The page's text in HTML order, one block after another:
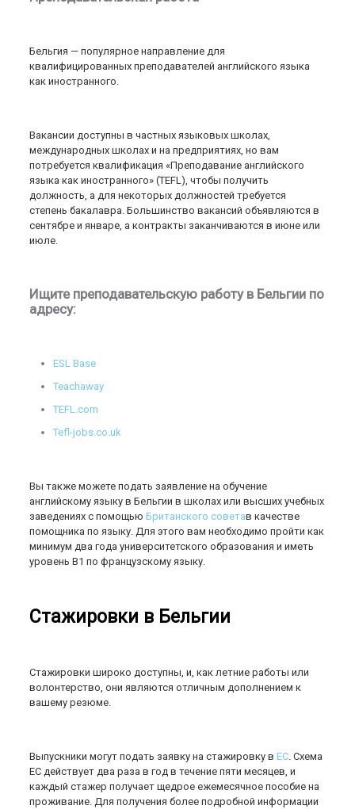
Бельгия — популярное направление для
квалифицированных преподавателей английского языка
как иностранного.
Вакансии доступны в частных языковых школах,
международных школах и на предприятиях, но вам
потребуется квалификация «Преподавание английского
языка как иностранного» (TEFL), чтобы получить
должность, а для некоторых должностей требуется
степень бакалавра. Большинство вакансий объявляются в
сентябре и январе, а контракты заканчиваются в июне или
июле.
Ищите преподавательскую работу в Бельгии по
адресу:
ESL Base
Teachaway
TEFL.com
Tefl-jobs.co.uk
Вы также можете подать заявление на обучение
английскому языку в Бельгии в школах или высших учебных
заведениях с помощьюБританского советав качестве
помощника по языку. Для этого вам необходимо пройти как
минимум два года университетского образования и иметь
уровень B1 по французскому языку.
Стажировки в Бельгии
Стажировки широко доступны, и, как летние работы или
волонтерство, они являются отличным дополнением к
вашему резюме.
Выпускники могут подать заявку на стажировку вЕС. Схема
ЕС действует два раза в год в течение пяти месяцев, и
каждый стажер получает щедрое ежемесячное пособие на
проживание. Для получения более подробной информации